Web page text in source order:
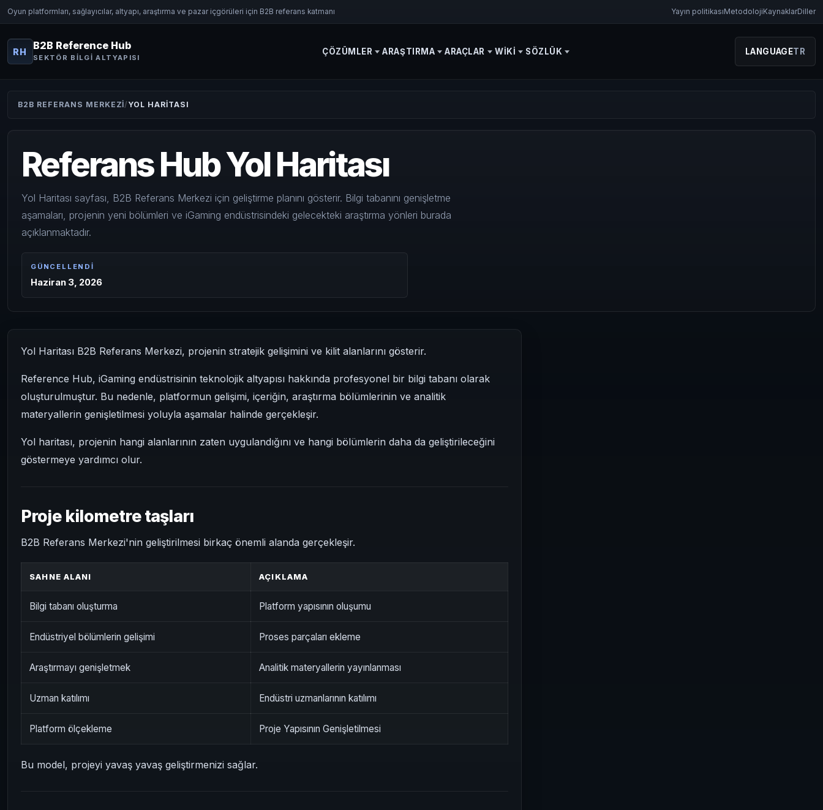
Oyun platformları, sağlayıcılar, altyapı, araştırma ve pazar içgörüleri için B2B referans katmanı Yayın politikasıMetodolojiKaynaklarDiller
RH
B2B Reference Hub
SEKTÖR BILGI ALTYAPISI
ÇÖZÜMLER ARAŞTIRMA ARAÇLAR WIKI SÖZLÜK LANGUAGETR
B2B REFERANS MERKEZI YOL HARITASI
Referans Hub Yol Haritası
Yol Haritası sayfası, B2B Referans Merkezi için geliştirme planını gösterir. Bilgi tabanını genişletme
aşamaları, projenin yeni bölümleri ve iGaming endüstrisindeki gelecekteki araştırma yönleri burada
açıklanmaktadır.
GÜNCELLENDI
Haziran 3, 2026
Yol Haritası B2B Referans Merkezi, projenin stratejik gelişimini ve kilit alanlarını gösterir.
Reference Hub, iGaming endüstrisinin teknolojik altyapısı hakkında profesyonel bir bilgi tabanı olarak
oluşturulmuştur. Bu nedenle, platformun gelişimi, içeriğin, araştırma bölümlerinin ve analitik
materyallerin genişletilmesi yoluyla aşamalar halinde gerçekleşir.
Yol haritası, projenin hangi alanlarının zaten uygulandığını ve hangi bölümlerin daha da geliştirileceğini
göstermeye yardımcı olur.
Proje kilometre taşları
B2B Referans Merkezi'nin geliştirilmesi birkaç önemli alanda gerçekleşir.
SAHNE ALANI AÇIKLAMA
Bilgi tabanı oluşturma Platform yapısının oluşumu
Endüstriyel bölümlerin gelişimi Proses parçaları ekleme
Araştırmayı genişletmek Analitik materyallerin yayınlanması
Uzman katılımı Endüstri uzmanlarının katılımı
Platform ölçekleme Proje Yapısının Genişletilmesi
Bu model, projeyi yavaş yavaş geliştirmenizi sağlar.